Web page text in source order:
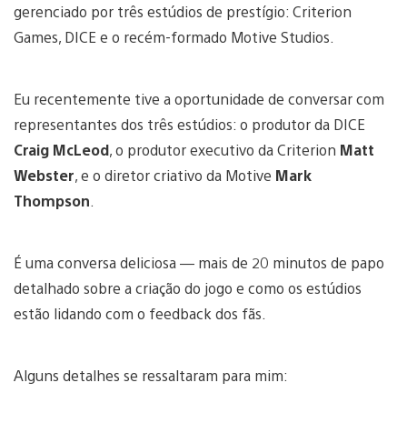
gerenciado por três estúdios de prestígio: Criterion
Games, DICE e o recém-formado Motive Studios.
Eu recentemente tive a oportunidade de conversar com
representantes dos três estúdios: o produtor da DICE
Craig McLeod, o produtor executivo da Criterion Matt
Webster, e o diretor criativo da Motive Mark
Thompson
É uma conversa deliciosa — mais de 20 minutos de papo
detalhado sobre a criação do jogo e como os estúdios
estão lidando com o feedback dos fãs.
Alguns detalhes se ressaltaram para mim: